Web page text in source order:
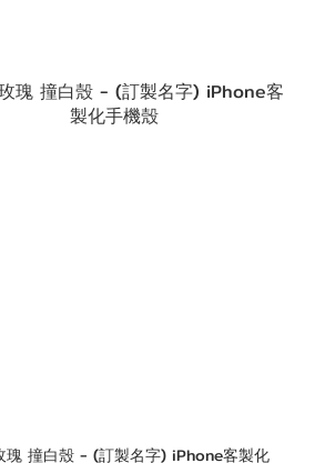
撞白殼 - (訂製名字) iPhone客製化